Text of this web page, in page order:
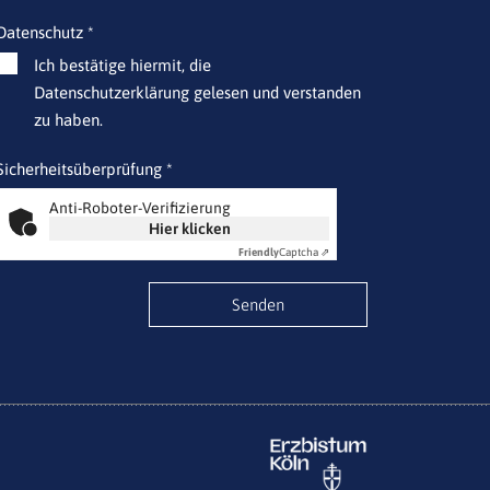
*
Ich bestätige hiermit, die
Datenschutzerklärung gelesen und verstanden
zu haben.
*
Anti-Roboter-Verifizierung
Hier klicken
FriendlyCaptcha ⇗